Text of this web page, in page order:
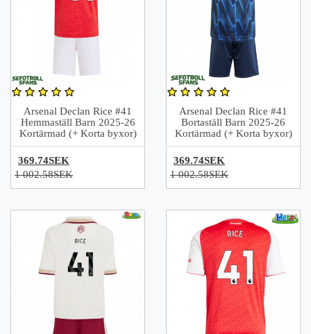
Arsenal Declan Rice #41
Hemmaställ Barn 2025-26
Kortärmad (+ Korta byxor)
369.74SEK
1 002.58SEK
Arsenal Declan Rice #41
Bortaställ Barn 2025-26
Kortärmad (+ Korta byxor)
369.74SEK
1 002.58SEK